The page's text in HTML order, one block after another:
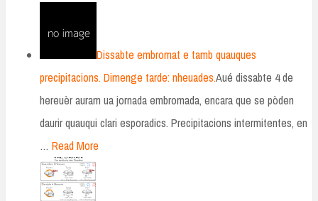
Dissabte embromat e tamb quauques
precipitacions. Dimenge tarde: nheuades.Aué dissabte 4 de
hereuèr auram ua jornada embromada, encara que se pòden
daurir quauqui clari esporadics. Precipitacions intermitentes, en
… Read More